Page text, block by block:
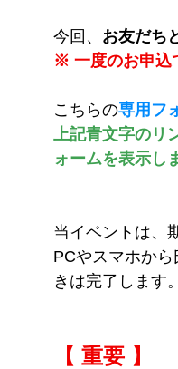
今回、 お友だち
※ 一度のお申込
こちらの専用フ
上記青文字のリ
ォームを表示し
当イベントは、
PCやスマホか
きは完了します
【 重要 】